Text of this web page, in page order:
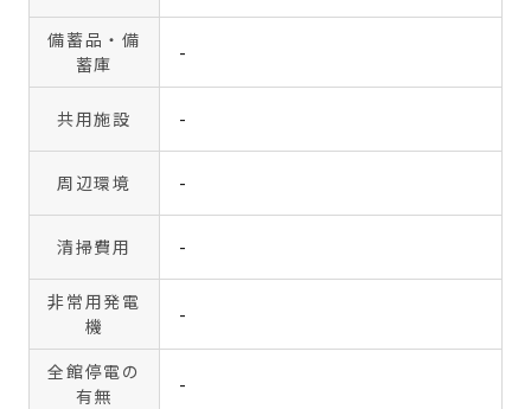
備蓄品・備
蓄庫
-
共用施設 -
周辺環境 -
清掃費用 -
非常用発電
機
-
全館停電の
有無
-